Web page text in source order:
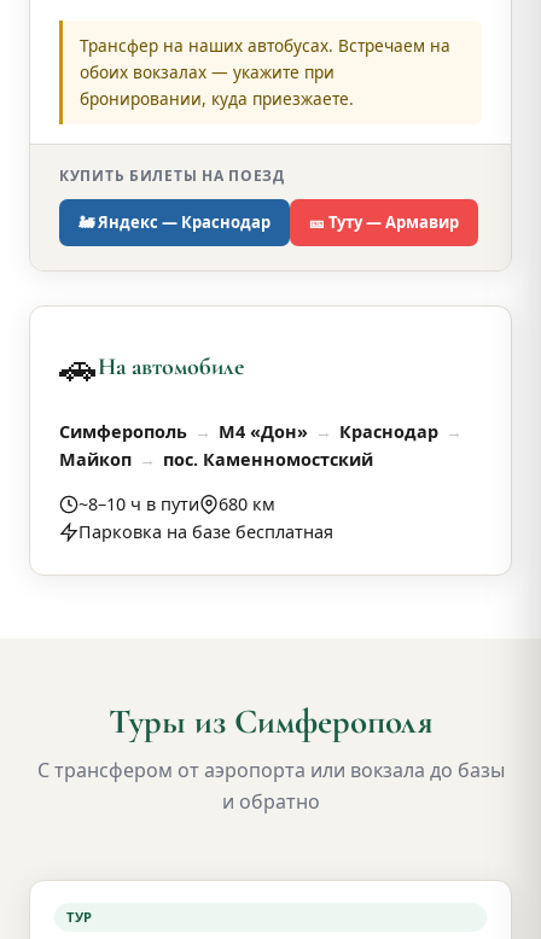
Трансфер на наших автобусах. Встречаем на
обоих вокзалах — укажите при
бронировании, куда приезжаете.
КУПИТЬ БИЛЕТЫ НА ПОЕЗД
🚂 Яндекс — Краснодар 🎫 Туту — Армавир
🚗На автомобиле
Симферополь М4 «Дон»
Краснодар
Майкоп
пос. Каменномостский
~8–10 ч в пути
680 км
Парковка на базе бесплатная
Туры из Симферополя
С трансфером от аэропорта или вокзала до базы
и обратно
ТУР